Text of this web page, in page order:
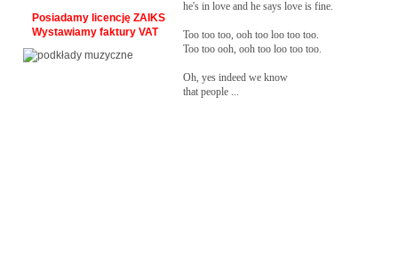
he's in love and he says love is fine.
Too too too, ooh too loo too too.
Too too ooh, ooh too loo too too.
Oh, yes indeed we know
that people ...
Posiadamy licencję ZAIKS
Wystawiamy faktury VAT